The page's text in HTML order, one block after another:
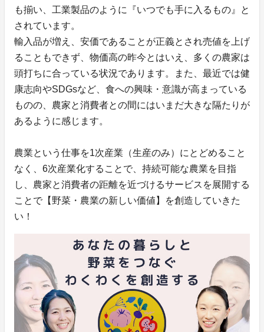
も揃い、工業製品のように『いつでも手に入るもの』と
されています。
輸入品が増え、安価であることが正義とされ売値を上げ
ることもできず、物価高の昨今とはいえ、多くの農家は
頭打ちに合っている状況であります。また、最近では健
康志向やSDGsなど、食への興味・意識が高まっている
ものの、農家と消費者との間にはいまだ大きな隔たりが
あるように感じます。
農業という仕事を1次産業（生産のみ）にとどめること
なく、6次産業化することで、持続可能な農業を目指
し、農家と消費者の距離を近づけるサービスを展開する
ことで【野菜・農業の新しい価値】を創造していきた
い！